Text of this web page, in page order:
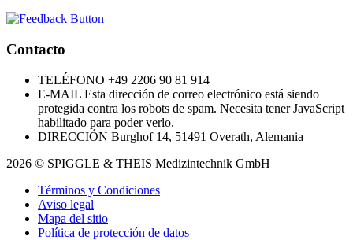
Contacto
TELÉFONO +49 2206 90 81 914
E-MAIL Esta dirección de correo electrónico está siendo
protegida contra los robots de spam. Necesita tener JavaScript
habilitado para poder verlo.
DIRECCIÓN Burghof 14, 51491 Overath, Alemania
2026 © SPIGGLE & THEIS Medizintechnik GmbH
Términos y Condiciones
Aviso legal
Mapa del sitio
Política de protección de datos